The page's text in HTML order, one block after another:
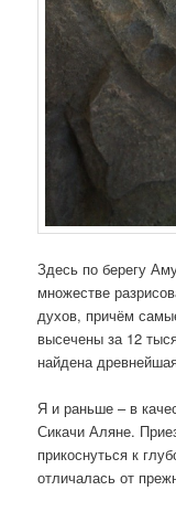
Здесь по берегу
множестве
духов, причём
высечены за 12
найдена
Я и раньше – в
Сикачи Аляне.
прикоснуться к
отличалась от